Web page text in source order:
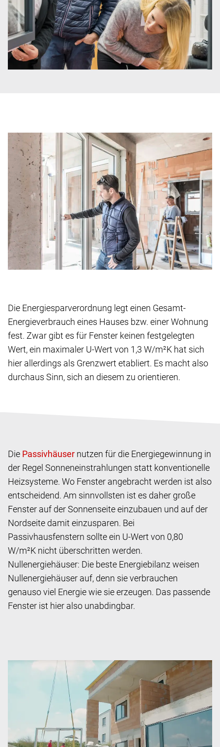
Die Energiesparverordnung legt einen Gesamt-
Energieverbrauch eines Hauses bzw. einer Wohnung
fest. Zwar gibt es für Fenster keinen festgelegten
Wert, ein maximaler U-Wert von 1,3 W/m²K hat sich
hier allerdings als Grenzwert etabliert. Es macht also
durchaus Sinn, sich an diesem zu orientieren.
Die
nutzen für die Energiegewinnung in
der Regel Sonneneinstrahlungen statt konventionelle
Heizsysteme. Wo Fenster angebracht werden ist also
entscheidend. Am sinnvollsten ist es daher große
Fenster auf der Sonnenseite einzubauen und auf der
Nordseite damit einzusparen. Bei
Passivhausfenstern sollte ein U-Wert von 0,80
W/m²K nicht überschritten werden.
Nullenergiehäuser: Die beste Energiebilanz weisen
Nullenergiehäuser auf, denn sie verbrauchen
genauso viel Energie wie sie erzeugen. Das passende
Fenster ist hier also unabdingbar.